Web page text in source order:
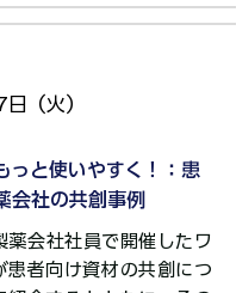
（火）
っと使いやすく！：患
会社の共創事例
薬会社社員で開催したワ
患者向け資材の共創につ